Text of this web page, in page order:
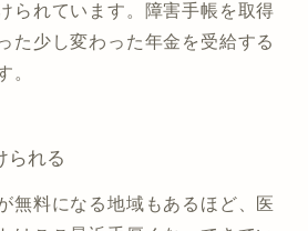
られています。障害手帳を取得
た少し変わった年金を受給する
。
られる
無料になる地域もあるほど、医